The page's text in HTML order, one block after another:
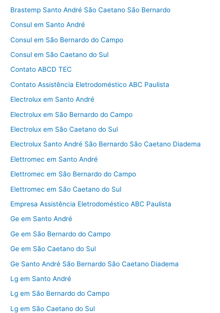
Brastemp Santo André São Caetano São Bernardo
Consul em Santo André
Consul em São Bernardo do Campo
Consul em São Caetano do Sul
Contato ABCD TEC
Contato Assistência Eletrodoméstico ABC Paulista
Electrolux em Santo André
Electrolux em São Bernardo do Campo
Electrolux em São Caetano do Sul
Electrolux Santo André São Bernardo São Caetano Diadema
Elettromec em Santo André
Elettromec em São Bernardo do Campo
Elettromec em São Caetano do Sul
Empresa Assistência Eletrodoméstico ABC Paulista
Ge em Santo André
Ge em São Bernardo do Campo
Ge em São Caetano do Sul
Ge Santo André São Bernardo São Caetano Diadema
Lg em Santo André
Lg em São Bernardo do Campo
Lg em São Caetano do Sul